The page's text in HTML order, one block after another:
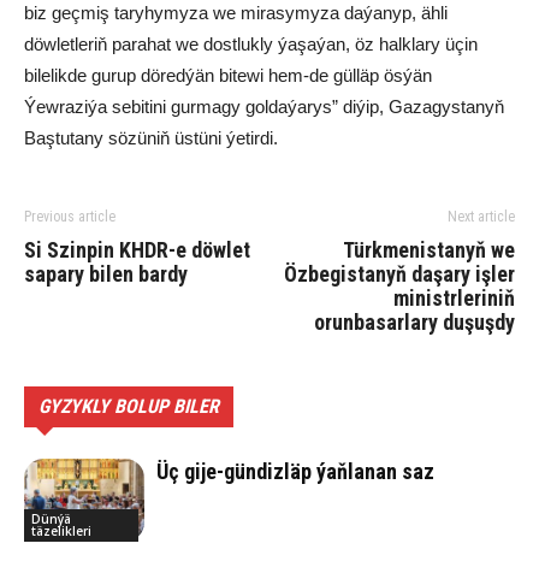
biz geçmiş taryhymyza we mirasymyza daýanyp, ähli
döwletleriň parahat we dostlukly ýaşaýan, öz halklary üçin
bilelikde gurup döredýän bitewi hem-de gülläp ösýän
Ýewraziýa sebitini gurmagy goldaýarys” diýip, Gazagystanyň
Baştutany sözüniň üstüni ýetirdi.
Previous article
Si Szinpin KHDR-e döwlet
sapary bilen bardy
Next article
Türkmenistanyň we
Özbegistanyň daşary işler
ministrleriniň
orunbasarlary duşuşdy
GYZYKLY BOLUP BILER
Dünýä
täzelikleri
Üç gi­je-gün­dizläp ýaň­la­nan saz